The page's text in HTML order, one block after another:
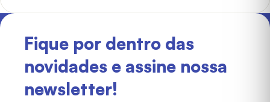
Fique por dentro das
novidades e assine nossa
newsletter!